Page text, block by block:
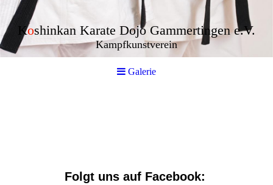
Koshinkan Karate Dojo Gammertingen e.V.
Kampfkunstverein
Galerie
Folgt uns auf Facebook: